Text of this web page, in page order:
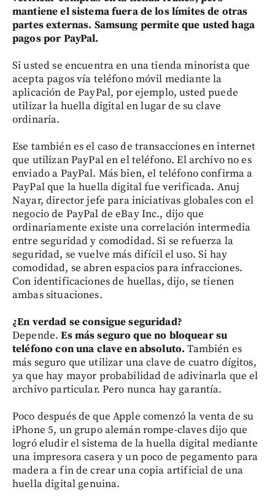
mantiene el sistema fuera de los límites de otras
partes externas. Samsung permite que usted haga
pagos por PayPal.
Si usted se encuentra en una tienda minorista que
acepta pagos vía teléfono móvil mediante la
aplicación de PayPal, por ejemplo, usted puede
utilizar la huella digital en lugar de su clave
ordinaria.
Ese también es el caso de transacciones en internet
que utilizan PayPal en el teléfono. El archivo no es
enviado a PayPal. Más bien, el teléfono confirma a
PayPal que la huella digital fue verificada. Anuj
Nayar, director jefe para iniciativas globales con el
negocio de PayPal de eBay Inc., dijo que
ordinariamente existe una correlación intermedia
entre seguridad y comodidad. Si se refuerza la
seguridad, se vuelve más difícil el uso. Si hay
comodidad, se abren espacios para infracciones.
Con identificaciones de huellas, dijo, se tienen
ambas situaciones.
¿En verdad se consigue seguridad?
Depende.Es más seguro que no bloquear su
teléfono con una clave en absoluto. También es
más seguro que utilizar una clave de cuatro dígitos,
ya que hay mayor probabilidad de adivinarla que el
archivo particular. Pero nunca hay garantía.
Poco después de que Apple comenzó la venta de su
iPhone 5, un grupo alemán rompe-claves dijo que
logró eludir el sistema de la huella digital mediante
una impresora casera y un poco de pegamento para
madera a fin de crear una copia artificial de una
huella digital genuina.